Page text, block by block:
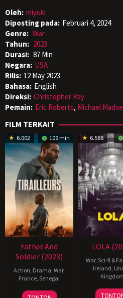
Oleh: miyuki
Diposting pada: Februari 4, 2024
Genre: War
Tahun: 2023
Durasi: 87 Min
Negara: USA
Rilis: 12 May 2023
Bahasa: English
Direksi: Christopher Ray
Pemain: Eric Roberts, Michael
FILM TERKAIT
6.002 109 min
Father And
Soldier (2023)
Action, Drama, War,
France, Senegal
4
Mathieu
6.588
LOLA
War, Sci-fi &
Ireland,
Kingdom
7